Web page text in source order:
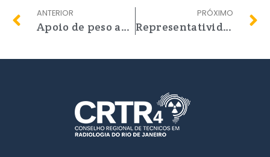
ANTERIOR
Apoio de peso ao PL 3661/2012
PRÓXIMO
Representatividade